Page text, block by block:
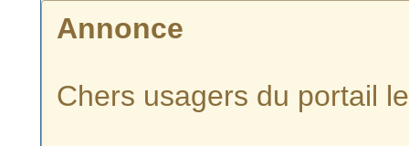
Annonce
Chers usagers du portail